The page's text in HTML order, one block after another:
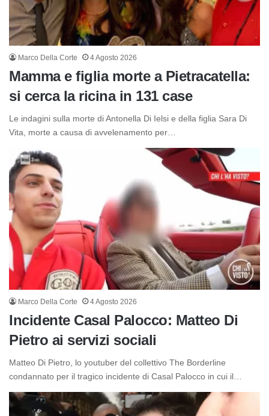
Marco Della Corte 4 Agosto 2026
Mamma e figlia morte a Pietracatella:
si cerca la ricina in 131 case
Le indagini sulla morte di Antonella Di Ielsi e della figlia Sara Di
Vita, morte a causa di avvelenamento per…
Marco Della Corte 4 Agosto 2026
Incidente Casal Palocco: Matteo Di
Pietro ai servizi sociali
Matteo Di Pietro, lo youtuber del collettivo The Borderline
condannato per il tragico incidente di Casal Palocco in cui il…